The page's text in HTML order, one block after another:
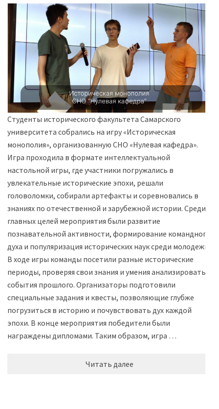
Студенты исторического факультета Самарского
университета собрались на игру «Историческая
монополия», организованную СНО «Нулевая кафедра».
Игра проходила в формате интеллектуальной
настольной игры, где участники погружались в
увлекательные исторические эпохи, решали
головоломки, собирали артефакты и соревновались в
знаниях по отечественной и зарубежной истории. Среди
главных целей мероприятия были развитие
познавательной активности, формирование командного
духа и популяризация исторических наук среди молодежи.
В ходе игры команды посетили разные исторические
периоды, проверяя свои знания и умения анализировать
события прошлого. Организаторы подготовили
специальные задания и квесты, позволяющие глубже
погрузиться в историю и почувствовать дух каждой
эпохи. В конце мероприятия победители были
награждены дипломами. Таким образом, игра …
Читать далее